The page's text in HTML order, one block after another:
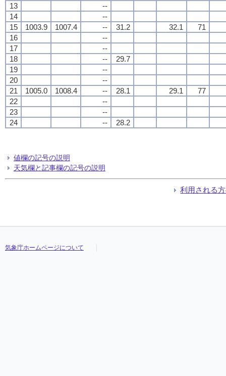
13
--
14
--
15
1003.9 1007.4 -- 31.2 32.1
71
16
--
17
--
18
--
29.7
19
--
20
--
21
1005.0 1008.4 -- 28.1 29.1
77
22
--
23
--
24
-- 28.2
値欄の記号の説明
天気欄と記事欄の記号の説明
利用される
気象庁ホームページについて